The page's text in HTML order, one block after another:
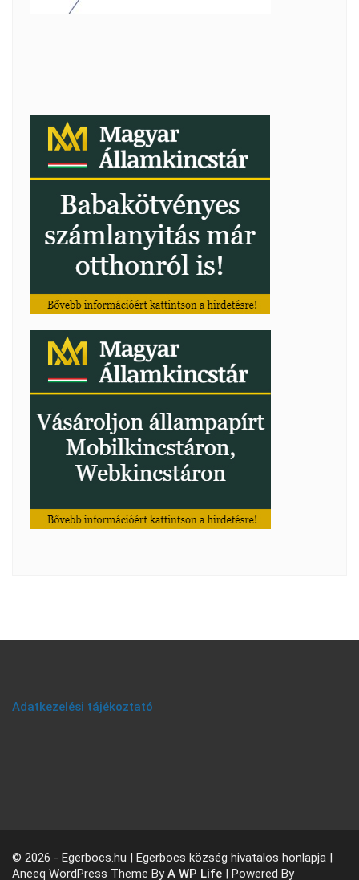
Adatkezelési tájékoztató
© 2026 - Egerbocs.hu | Egerbocs község hivatalos honlapja |
Aneeq WordPress Theme ByA WP Life | Powered By